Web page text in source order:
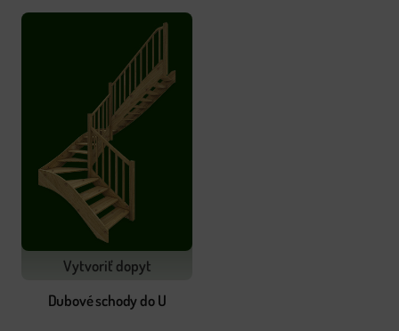
Vytvoriť dopyt
Dubové schody do U